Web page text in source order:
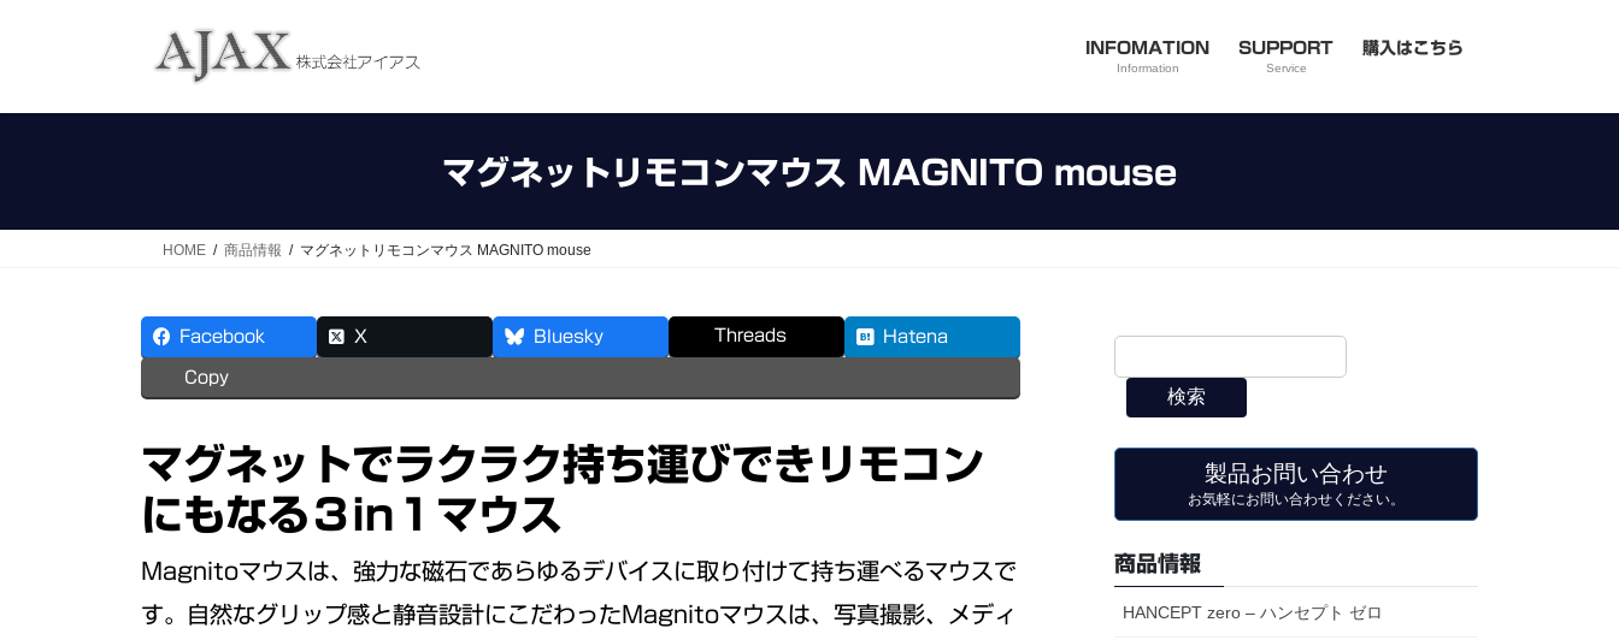
INFOMATION
Information
SUPPORT
Service
購入はこちら
マグネットリモコンマウス MAGNITO mouse
HOME 商品情報 マグネットリモコンマウス MAGNITO mouse
Facebook X Bluesky Threads Hatena
Copy
マグネットでラクラク持ち運びできリモコン
にもなる３in１マウス
Magnitoマウスは、強力な磁石であらゆるデバイスに取り付けて持ち運べるマウスで
す。自然なグリップ感と静音設計にこだわったMagnitoマウスは、写真撮影、メディ
検索
製品お問い合わせ
お気軽にお問い合わせください。
商品情報
HANCEPT zero – ハンセプト ゼロ